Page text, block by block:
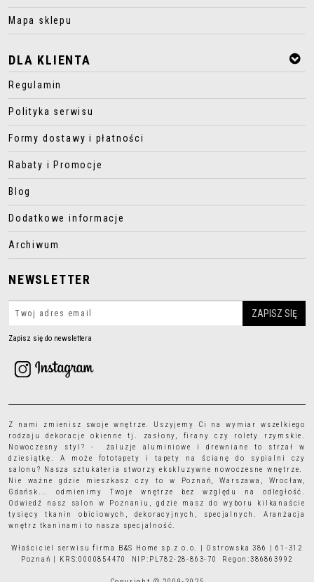
Mapa sklepu
DLA KLIENTA
Regulamin
Polityka serwisu
Formy dostawy i płatności
Rabaty i Promocje
Blog
Dodatkowe informacje
Archiwum
NEWSLETTER
Zapisz się do newslettera
Z nami zmienisz swoje wnętrze. Uszyjemy Ci na wymiar wszelkiego
rodzajudekoracje okienne tj. zasłony, firany czy rolety rzymskie.
Nowoczesny styl? - żaluzje aluminiowe i drewniane to strzał w
dziesiątkę. A może fototapety i tapety
na ścianę do sypialni czy
salonu? Nasza sztukateria stworzy ekskluzywne nowoczesne wnętrze.
Nie ważne gdzie mieszkasz czy to w Poznań, Warszawa, Wrocław,
Gdańsk... odmienimy Twoje wnętrze bez względu na odległość.
Odwiedź nasz salon w Poznaniu, gdzie masz do wyboru kilkanaście
tysięcytkanin obiciowych , dekoracyjnych, specjalnych. Aranżacja
wnętrz tkaninami to nasza specjalność.
Właściciel serwisu firma B&S Home sp.z o.o. | Ostrowska 386 | 61-312
Poznań | KRS:0000854470 NIP:PL782-28-863-70 Regon:386863992